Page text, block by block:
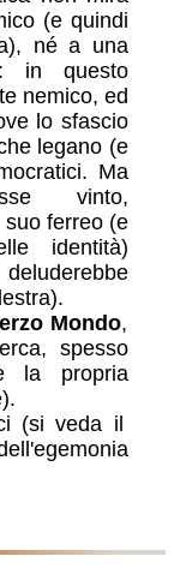
(e quindi
né a una
in questo
nemico, ed
lo sfascio
legano (e
Ma
vinto,
ferreo (e
identità)
Mondo,
spesso
la propria
(si veda il